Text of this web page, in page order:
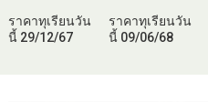
ราคาทุเรียนวัน
นี้ 29/12/67
ราคาทุเรียนวัน
นี้ 09/06/68